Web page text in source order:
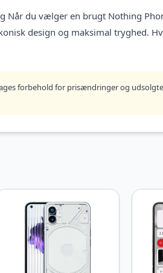
Når du vælger en brugt Nothing
design og maksimal tryghed.
forbehold for prisændringer og